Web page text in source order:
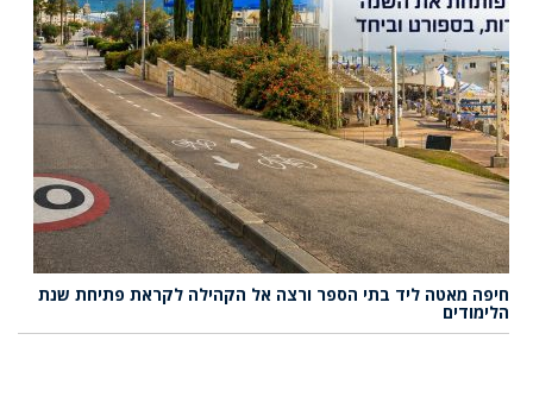
חיפה מאטה ליד בתי הספר ורצה אל הקהילה לקראת פתיחת שנת
הלימודים